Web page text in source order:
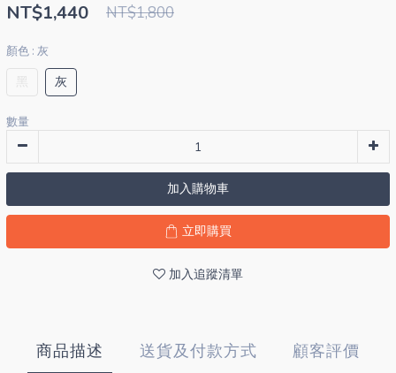
NT$1,440 NT$1,800
顏色 : 灰
灰
數量
加入購物車
立即購買
加入追蹤清單
商品描述 送貨及付款方式 顧客評價